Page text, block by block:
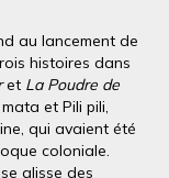
au lancement de
histoires dans
et La Poudre de
et Pili pili,
qui avaient été
coloniale.
glisse des